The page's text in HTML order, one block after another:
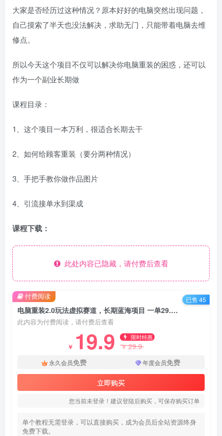
大家是否经历过这种情况？原本好好的电脑突然出现问题，
自己摸索了半天也没法解决，求助无门，只能带着电脑去维
修点。
所以今天这个项目不仅可以解决你电脑重装的困惑，还可以
作为一个副业长期做
课程目录：
1、这个项目一本万利，很适合长期去干
2、如何给顾客重装（要分两种情况）
3、手把手教你做作品图片
4、引流接单水到渠成
课程下载：
此处内容已隐藏，请付费后查看
电脑重装2.0玩法虚拟赛道，长期蓝海项目 一单29.9不等 月入过万 小白可操作
此内容为付费阅读，请付费后查看
￥ 19.9 限时特惠
￥29.9
永久会员免费 年度会员免费
立即购买
您当前未登录！建议登陆后购买，可保存购买订单
单个教程无需登录，可以直接购买，成为会员后全站资源终身
免费下载。
付费阅读 已售 45